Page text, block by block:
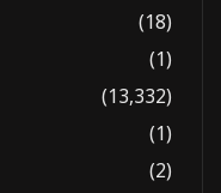
(18)
(1)
(13,332)
(1)
(2)